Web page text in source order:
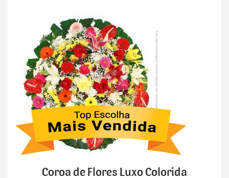
Coroa de Flores Luxo Colorida